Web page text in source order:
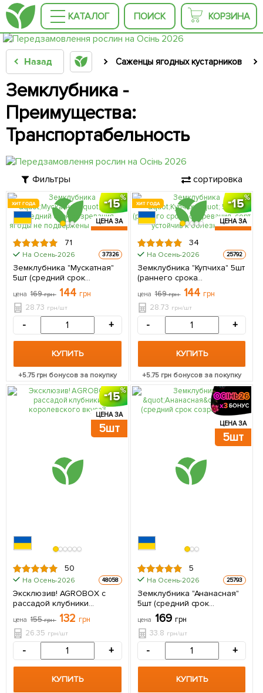
КАТАЛОГ ПОИСК КОРЗИНА
Назад Саженцы ягодных кустарников
Земклубника -
Преимущества:
Транспортабельность
Фильтры сортировка
15
ЦЕНА ЗА
5шт
ХИТ ГОДА
71
На Осень-2026 37326
Земклубника "Мускатная"
5шт (средний срок
созревания, ягоды не
подвержены гниению)
цена 169грн 144 грн
28.73 грн/шт
- +
КУПИТЬ
+5.75грн бонусов за покупку
15
ЦЕНА ЗА
5шт
ХИТ ГОДА
34
На Осень-2026 25792
Земклубника "Купчиха" 5шт
(раннего срока
созревания, сорт устойчив
к болезням)
цена 169грн 144 грн
28.73 грн/шт
- +
КУПИТЬ
+5.75 грн бонусов за покупку
15
ЦЕНА ЗА
5шт
50
На Осень-2026 48058
Эксклюзив! AGROBOX с
рассадой клубники
королевского вкуса 5 шт в
упаковке
цена 155грн 132 грн
26.35 грн/шт
- +
КУПИТЬ
ЦЕНА ЗА
5шт
5
На Осень-2026 25793
Земклубника "Ананасная"
5шт (средний срок
созревания)
цена 169 грн
33.8 грн/шт
- +
КУПИТЬ